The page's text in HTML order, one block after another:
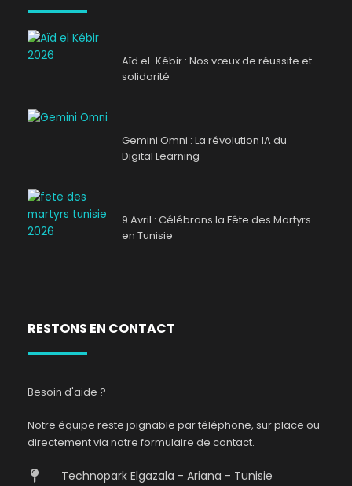
Aïd el-Kébir : Nos vœux de réussite et
solidarité
Gemini Omni : La révolution IA du
Digital Learning
9 Avril : Célébrons la Fête des Martyrs
en Tunisie
RESTONS EN CONTACT
Besoin d'aide ?
Notre équipe reste joignable par téléphone, sur place ou
directement via notre formulaire de contact.
Technopark Elgazala - Ariana - Tunisie